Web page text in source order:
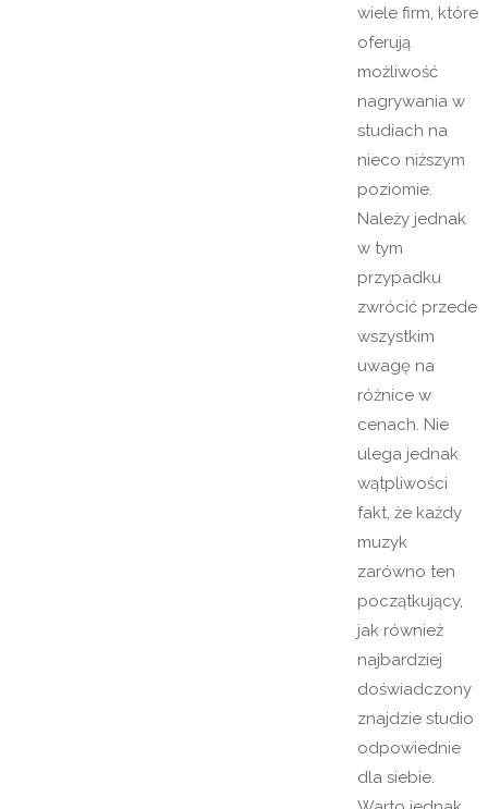
wiele firm, które
oferują
możliwość
nagrywania w
studiach na
nieco niższym
poziomie.
Należy jednak
w tym
przypadku
zwrócić przede
wszystkim
uwagę na
różnice w
cenach. Nie
ulega jednak
wątpliwości
fakt, że każdy
muzyk
zarówno ten
początkujący,
jak również
najbardziej
doświadczony
znajdzie studio
odpowiednie
dla siebie.